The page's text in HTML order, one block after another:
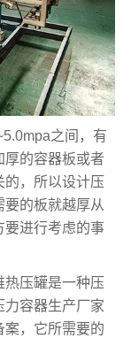
之间，有
厚的容器板或者
的，所以设计压
的板就越厚从
要进行考虑的事
压罐是一种压
力容器生产厂家
案，它所需要的